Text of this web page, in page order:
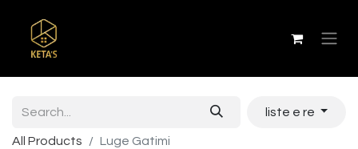
liste e re
All Products Luge Gatimi